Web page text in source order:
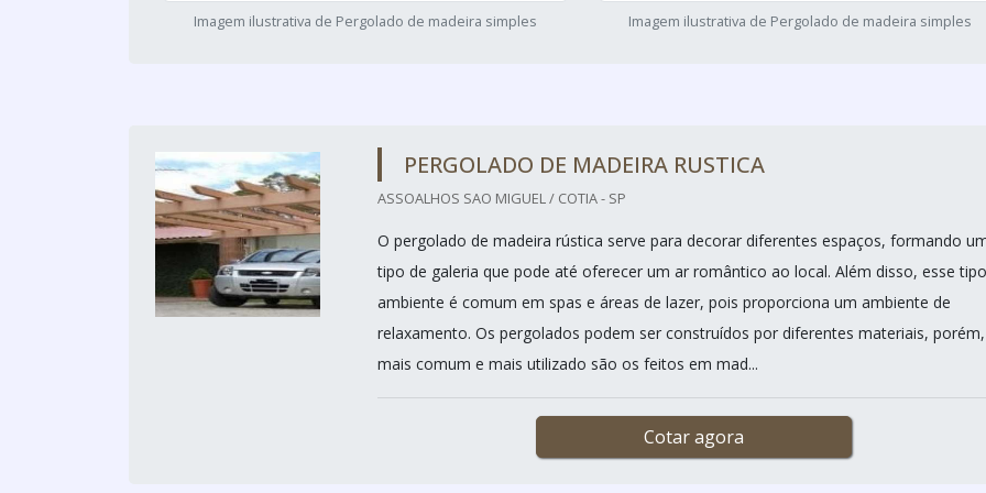
Imagem ilustrativa de Pergolado de madeira simples Imagem ilustrativa de Pergolado de madeira simples
PERGOLADO DE MADEIRA RUSTICA
ASSOALHOS SAO MIGUEL / COTIA - SP
O pergolado de madeira rústica serve para decorar diferentes espaços, formando
tipo de galeria que pode até oferecer um ar romântico ao local. Além disso, esse
ambiente é comum em spas e áreas de lazer, pois proporciona um ambiente de
relaxamento. Os pergolados podem ser construídos por diferentes materiais,
mais comum e mais utilizado são os feitos em mad...
Cotar agora